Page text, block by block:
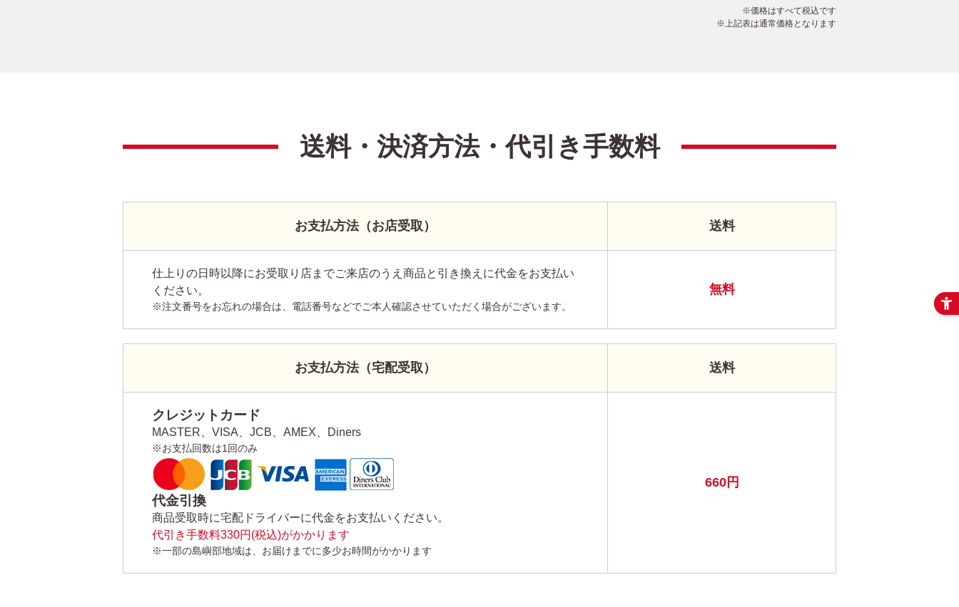
価格はすべて税込です
上記表は通常価格となります
送料・決済方法・代引き手数料
お支払方法（お店受取）
仕上りの日時以降にお受取り店までご来店のうえ商品と引き換えに代金をお支払い
ください。
※注文番号をお忘れの場合は、電話番号などでご本人確認させていただく場合がございます。
送料
無料
お支払方法（宅配受取）
クレジットカード
MASTER、VISA、JCB、AMEX、Diners
※お支払回数は1回のみ
代金引換
商品受取時に宅配ドライバーに代金をお支払いください。
代引き手数料330円(税込)がかかります
※一部の島嶼部地域は、お届けまでに多少お時間がかかります
送料
660円